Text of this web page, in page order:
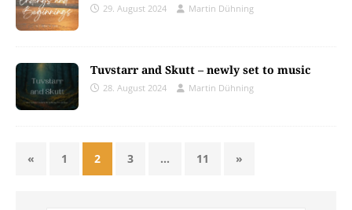
29. August 2024 Martin Dühning
Tuvstarr and Skutt – newly set to music
28. August 2024 Martin Dühning
« 1 2 3 … 11 »